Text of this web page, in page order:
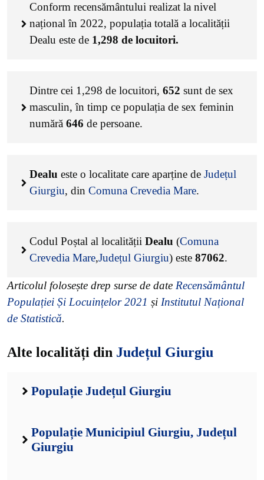
Conform recensământului realizat la nivel
național în 2022, populația totală a localității
Dealu este de 1,298 de locuitori.
Dintre cei 1,298 de locuitori, 652 sunt de sex
masculin, în timp ce populația de sex feminin
numără 646 de persoane.
Dealu este o localitate care aparține de Județul
Giurgiu, din Comuna Crevedia Mare.
Codul Poștal al localității Dealu (Comuna
Crevedia Mare,Județul Giurgiu) este 87062.
Articolul folosește drep surse de date Recensământul
Populației Și Locuințelor 2021 și Institutul Național
de Statistică.
Alte localități din Județul Giurgiu
Populație Județul Giurgiu
Populație Municipiul Giurgiu, Județul
Giurgiu